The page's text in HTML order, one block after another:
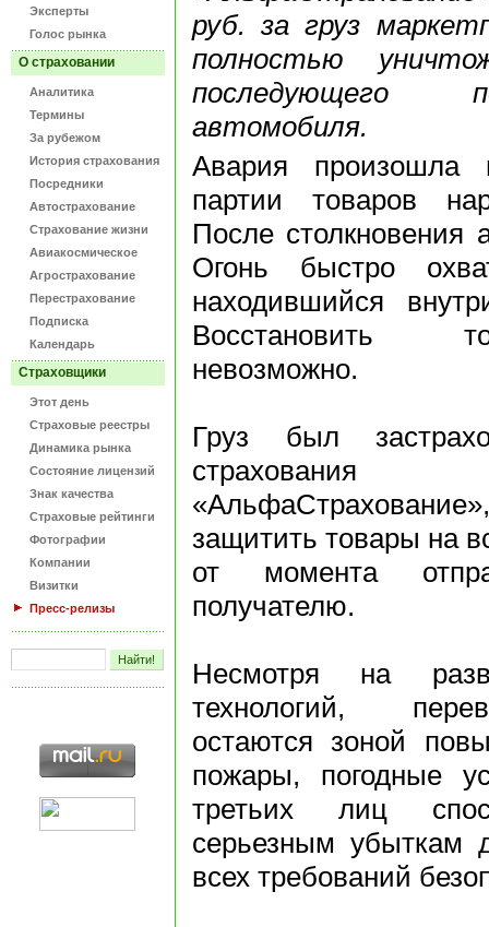
Эксперты
Голос рынка
О страховании
Аналитика
Термины
За рубежом
История страхования
Посредники
Автострахование
Страхование жизни
Авиакосмическое
Агрострахование
Перестрахование
Подписка
Календарь
Страховщики
Этот день
Страховые реестры
Динамика рынка
Состояние лицензий
Знак качества
Страховые рейтинги
Фотографии
Компании
Визитки
Пресс-релизы
руб. за груз
полностью
последующего
автомобиля.
Авария произошла
партии товаров
После столкновения
Огонь быстро
находившийся
Восстановить
невозможно.
Груз был
страхования
защитить товары на
от момента
получателю.
Несмотря на
технологий,
остаются зоной
пожары, погодные
третьих лиц
серьезным убыткам
всех требований